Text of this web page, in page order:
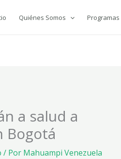
Quiénes Somos Programas
a salud a
Bogotá
/ Por Mahuampi Venezuela